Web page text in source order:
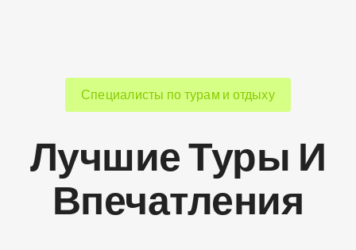
Специалисты по турам и отдыху
Лучшие Туры И
Впечатления